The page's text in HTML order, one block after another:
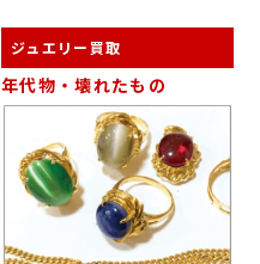
ジュエリー買取
年代物・壊れたもの